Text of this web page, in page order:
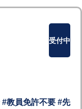
#教員免許不要 #先
受付中